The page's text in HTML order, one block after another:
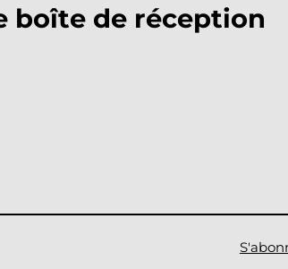
boîte de réception